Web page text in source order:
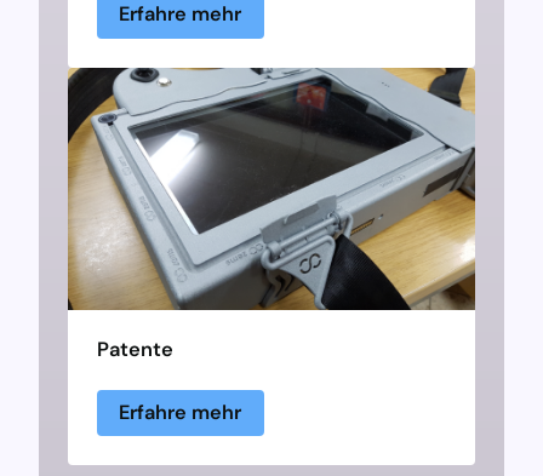
Erfahre mehr
Patente
Erfahre mehr